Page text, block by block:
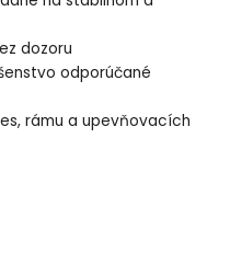
dozoru
odporúčané
rámu a upevňovacích